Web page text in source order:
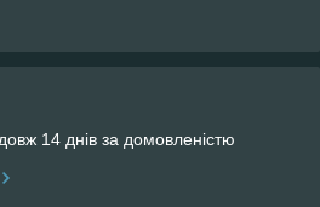
14 днів за домовленістю